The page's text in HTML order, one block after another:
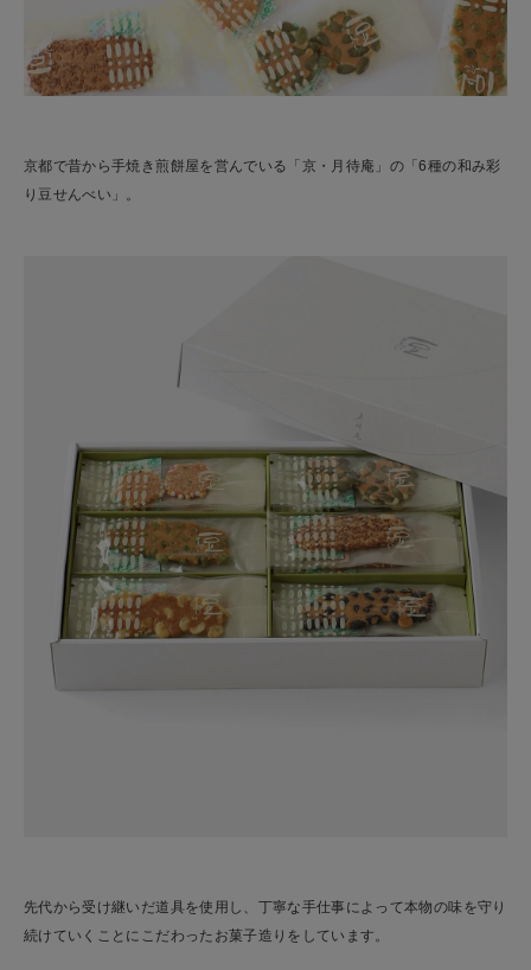
京都で昔から手焼き煎餅屋を営んでいる「京・月待庵」の「6種の和み彩
り豆せんべい」。
先代から受け継いだ道具を使用し、丁寧な手仕事によって本物の味を守り
続けていくことにこだわったお菓子造りをしています。